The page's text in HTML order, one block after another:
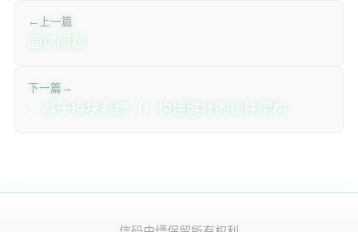
← 上一篇
Spring Boot 面试问题
下一篇 →
JExten：基于Java模块系统（JPMS）构建健壮的插件架构